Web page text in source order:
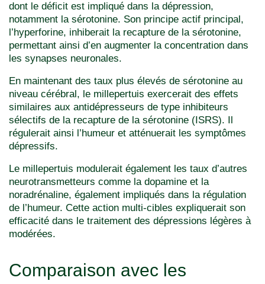
dont le déficit est impliqué dans la dépression,
notamment la sérotonine. Son principe actif principal,
l’hyperforine, inhiberait la recapture de la sérotonine,
permettant ainsi d’en augmenter la concentration dans
les synapses neuronales.
En maintenant des taux plus élevés de sérotonine au
niveau cérébral, le millepertuis exercerait des effets
similaires aux antidépresseurs de type inhibiteurs
sélectifs de la recapture de la sérotonine (ISRS). Il
régulerait ainsi l’humeur et atténuerait les symptômes
dépressifs.
Le millepertuis modulerait également les taux d’autres
neurotransmetteurs comme la dopamine et la
noradrénaline, également impliqués dans la régulation
de l’humeur. Cette action multi-cibles expliquerait son
efficacité dans le traitement des dépressions légères à
modérées.
Comparaison avec les